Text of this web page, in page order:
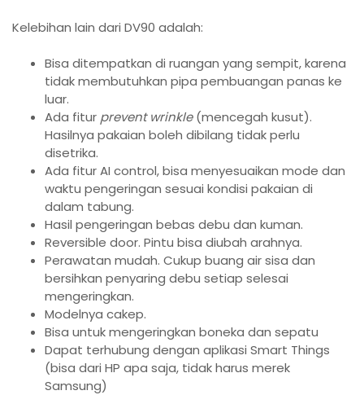
Kelebihan lain dari DV90 adalah:
Bisa ditempatkan di ruangan yang sempit, karena
tidak membutuhkan pipa pembuangan panas ke
luar.
Ada fitur prevent wrinkle(mencegah kusut).
Hasilnya pakaian boleh dibilang tidak perlu
disetrika.
Ada fitur AI control, bisa menyesuaikan mode dan
waktu pengeringan sesuai kondisi pakaian di
dalam tabung.
Hasil pengeringan bebas debu dan kuman.
Reversible door. Pintu bisa diubah arahnya.
Perawatan mudah. Cukup buang air sisa dan
bersihkan penyaring debu setiap selesai
mengeringkan.
Modelnya cakep.
Bisa untuk mengeringkan boneka dan sepatu
Dapat terhubung dengan aplikasi Smart Things
(bisa dari HP apa saja, tidak harus merek
Samsung)